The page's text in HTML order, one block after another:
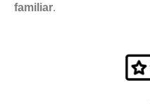
familiar.